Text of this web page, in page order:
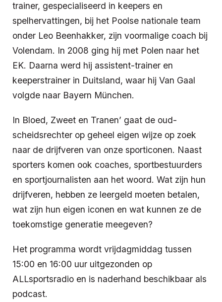
trainer, gespecialiseerd in keepers en
spelhervattingen, bij het Poolse nationale team
onder Leo Beenhakker, zijn voormalige coach bij
Volendam. In 2008 ging hij met Polen naar het
EK. Daarna werd hij assistent-trainer en
keeperstrainer in Duitsland, waar hij Van Gaal
volgde naar Bayern München.
In Bloed, Zweet en Tranen’ gaat de oud-
scheidsrechter op geheel eigen wijze op zoek
naar de drijfveren van onze sporticonen. Naast
sporters komen ook coaches, sportbestuurders
en sportjournalisten aan het woord. Wat zijn hun
drijfveren, hebben ze leergeld moeten betalen,
wat zijn hun eigen iconen en wat kunnen ze de
toekomstige generatie meegeven?
Het programma wordt vrijdagmiddag tussen
15:00 en 16:00 uur uitgezonden op
ALLsportsradio en is naderhand beschikbaar als
podcast.